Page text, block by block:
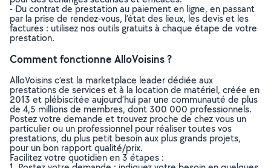
- Du contrat de prestation au paiement en ligne, en passant
par la prise de rendez-vous, l’état des lieux, les devis et les
factures : utilisez nos outils gratuits à chaque étape de votre
prestation.
Comment fonctionne AlloVoisins ?
AlloVoisins c’est la marketplace leader dédiée aux
prestations de services et à la location de matériel, créée en
2013 et plébiscitée aujourd’hui par une communauté de plus
de 4,5 millions de membres, dont 300 000 professionnels.
Postez votre demande et trouvez proche de chez vous un
particulier ou un professionnel pour réaliser toutes vos
prestations, du plus petit besoin aux plus grands projets,
pour un bon rapport qualité/prix.
Facilitez votre quotidien en 3 étapes :